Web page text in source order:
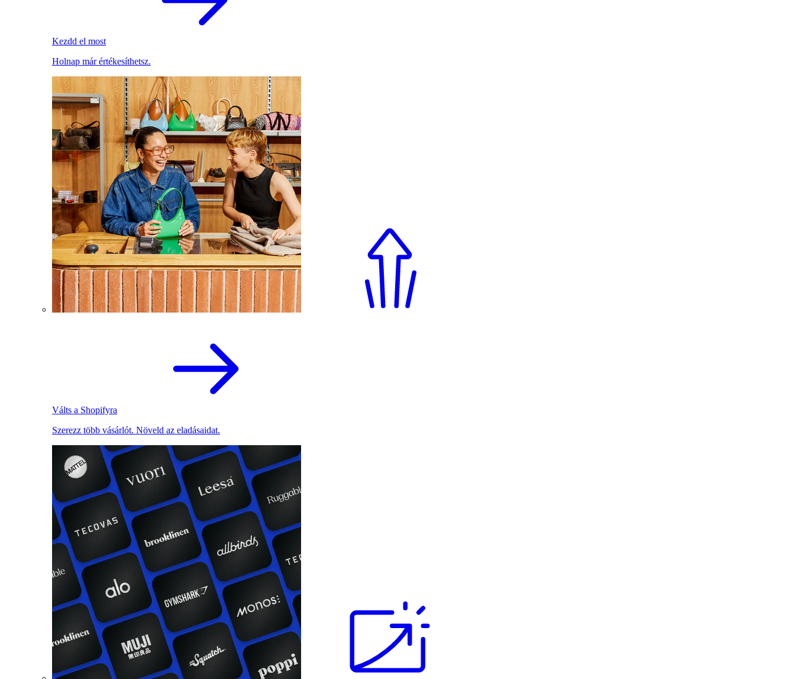
Kezdd el most
Holnap már értékesíthetsz.
Válts a Shopifyra
Szerezz több vásárlót. Növeld az eladásaidat.